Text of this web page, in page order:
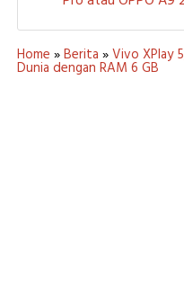
Home »Berita »Vivo XPlay
Dunia dengan RAM 6 GB